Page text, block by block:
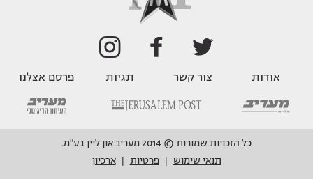
אודות צור קשר תגיות פרסם אצלנו
כל הזכויות שמורות © 2014 מעריב און ליין בע"מ.
תנאי שימוש
פרטיות ארכיון